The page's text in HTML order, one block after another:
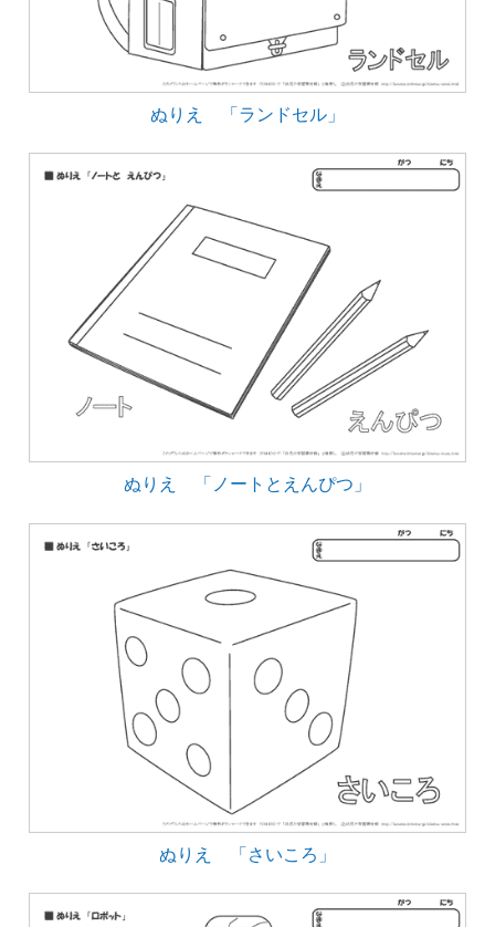
ぬりえ 「ランドセル」
ぬりえ 「ノートとえんぴつ」
ぬりえ 「さいころ」